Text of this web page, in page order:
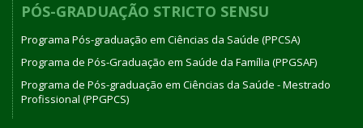
PÓS-GRADUAÇÃO STRICTO SENSU
Programa Pós-graduação em Ciências da Saúde (PPCSA)
Programa de Pós-Graduação em Saúde da Família (PPGSAF)
Programa de Pós-graduação em Ciências da Saúde - Mestrado
Profissional (PPGPCS)